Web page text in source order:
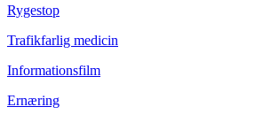
Rygestop
Trafikfarlig medicin
Informationsfilm
Ernæring